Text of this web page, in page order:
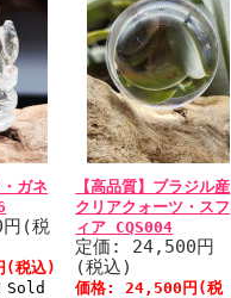
ガネ
(税
(税込)
Sold
【高品質】ブラジル産
クリアクォーツ・スフ
ィア CQS004
定価: 24,500円
(税込)
価格: 24,500円(税